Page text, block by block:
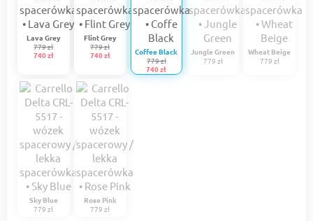
Jungle Green
779 zł
Lava Grey
779 zł
740 zł
Flint Grey
779 zł
740 zł
Wheat Beige
779 zł
Sky Blue
779 zł
Coffee Black
779 zł
740 zł
Rose Pink
779 zł